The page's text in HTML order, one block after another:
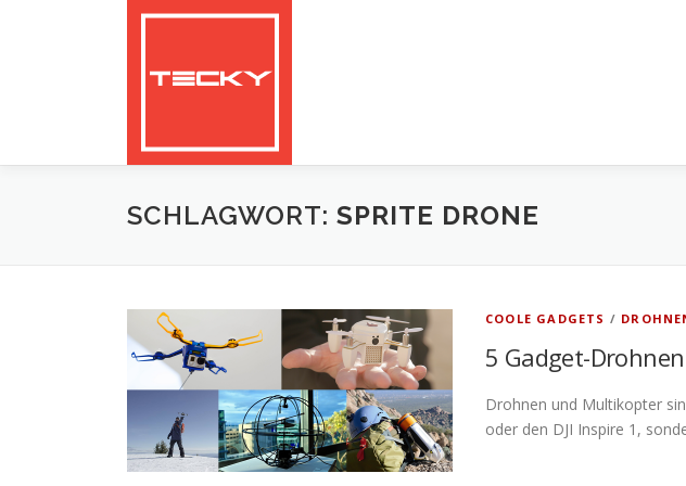
SCHLAGWORT: SPRITE DRONE
COOLE GADGETS /
5 Gadget-
Drohnen und Multikopter
oder den DJI Inspire 1,